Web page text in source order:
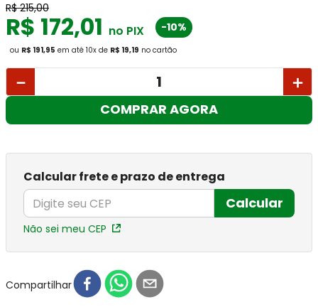
R$ 215,00
R$ 172,01 no PIX -10%
ou R$ 191,95 em até 10x de R$ 19,19 no cartão
＋
－
COMPRAR AGORA
Calcular frete e prazo de entrega
Calcular
Não sei meu CEP
Compartilhar